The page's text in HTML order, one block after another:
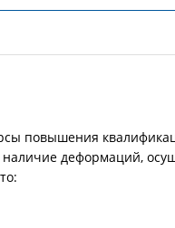
повышения
деформаций,